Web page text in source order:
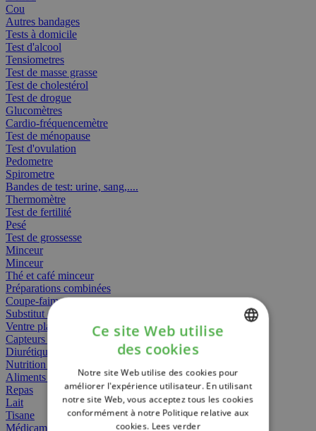
Cou
Autres bandages
Tests à domicile
Test d'alcool
Tensiometres
Test de masse grasse
Test de cholestérol
Test de drogue
Glucomètres
Cardio-fréquencemètre
Test de ménopause
Test d'ovulation
Pedometre
Spirometre
Bandes de test: urine, sang,....
Thermomètre
Test de fertilité
Pesé
Test de grossesse
Minceur
Minceur
Thé et café minceur
Préparations combinées
Coupe-faim
Substitut de repas
Ventre plat
Capteurs gras
Diurétiques
Nutrition spécifique
Aliments Bébé
Repas
Lait
Tisane
Médicament
FRENCH
ENGLISH
Ce site Web utilise
des cookies
Notre site Web utilise des cookies pour
améliorer l'expérience utilisateur. En utilisant
notre site Web, vous acceptez tous les cookies
conformément à notre Politique relative aux
cookies. Lees verder